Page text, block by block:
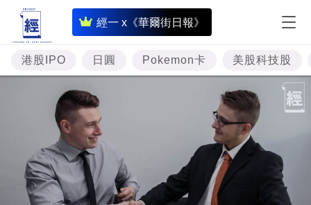
經一 x《華爾街日報》
即
時
財
經
專
題
投
資
樓
港股IPO 日圓 Pokemon卡 美股科技股